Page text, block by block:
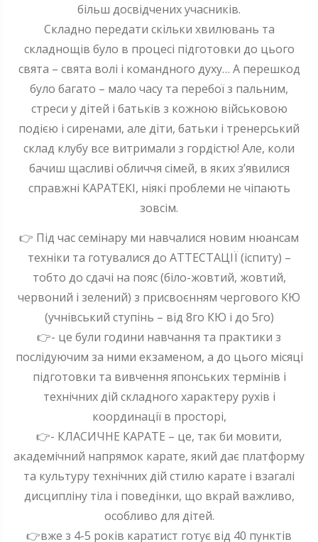
більш досвідчених учасників.
Складно передати скільки хвилювань та
складнощів було в процесі підготовки до цього
свята – свята волі і командного духу… А перешкод
було багато – мало часу та перебої з пальним,
стреси у дітей і батьків з кожною військовою
подією і сиренами, але діти, батьки і тренерський
склад клубу все витримали з гордістю! Але, коли
бачиш щасливі обличчя сімей, в яких з’явилися
справжні КАРАТЕКІ, ніякі проблеми не чіпають
зовсім.
👉 Під час семінару ми навчалися новим нюансам
техніки та готувалися до АТТЕСТАЦІЇ (іспиту) –
тобто до сдачі на пояс (біло-жовтий, жовтий,
червоний і зелений) з присвоєнням чергового КЮ
(учнівський ступінь – від 8го КЮ і до 5го)
👉- це були години навчання та практики з
послідуючим за ними екзаменом, а до цього місяці
підготовки та вивчення японських термінів і
технічних дій складного характеру рухів і
координації в просторі,
👉- КЛАСИЧНЕ КАРАТЕ – це, так би мовити,
академічний напрямок карате, який дає платформу
та культуру технічних дій стилю карате і взагалі
дисципліну тіла і поведінки, що вкрай важливо,
особливо для дітей.
👉вже з 4-5 років каратист готує від 40 пунктів